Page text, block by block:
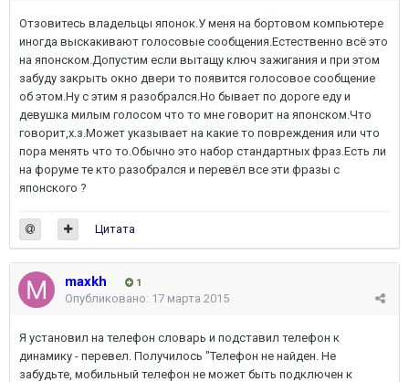
Отзовитесь владельцы японок.У меня на бортовом компьютере
иногда выскакивают голосовые сообщения.Естественно всё это
на японском.Допустим если вытащу ключ зажигания и при этом
забуду закрыть окно двери то появится голосовое сообщение
об этом.Ну с этим я разобрался.Но бывает по дороге еду и
девушка милым голосом что то мне говорит на японском.Что
говорит,х.з.Может указывает на какие то повреждения или что
пора менять что то.Обычно это набор стандартных фраз.Есть ли
на форуме те кто разобрался и перевёл все эти фразы с
японского ?
Цитата
maxkh 1
Опубликовано: 17 марта 2015
Я установил на телефон словарь и подставил телефон к
динамику - перевел. Получилось "Телефон не найден. Не
забудьте, мобильный телефон не может быть подключен к